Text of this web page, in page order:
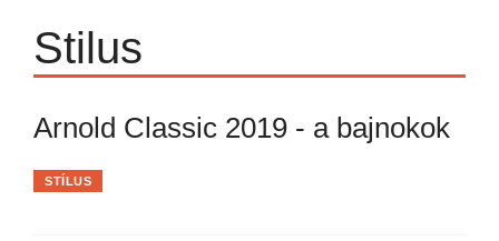
Stilus
Arnold Classic 2019 - a bajnokok
STÍLUS